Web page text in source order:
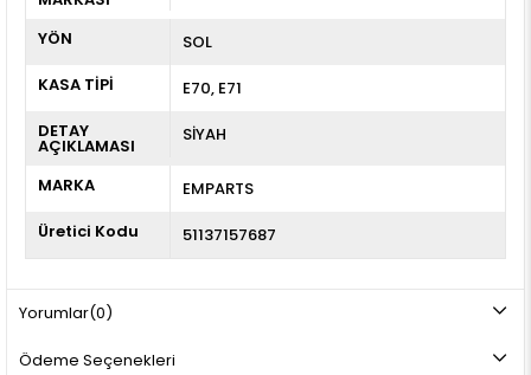
YÖN
SOL
KASA TİPİ
E70 E71
DETAY
AÇIKLAMASI
SİYAH
MARKA
EMPARTS
Üretici Kodu
51137157687
Yorumlar(0)
Ödeme Seçenekleri